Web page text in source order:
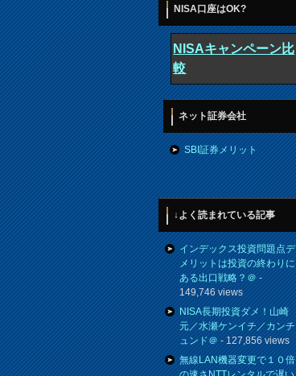
NISA口座はOK?
NISAキャンペーン比
較
ネット証券会社
SBI証券メリット
↓よく読まれている記事
インデックス投資問題点デ
メリットは投資の終わりに
ある出口戦略？＠-
149,746 views
NISA長期投資ダメ！山崎
元／水瀬ケンイチ／カンチ
ュンド＠- 127,856 views
無線LAN機器変更で１０倍